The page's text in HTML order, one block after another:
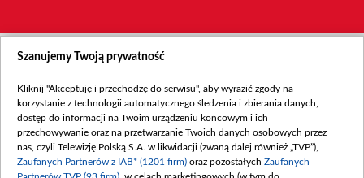
Szanujemy Twoją prywatność
Kliknij "Akceptuję i przechodzę do serwisu", aby wyrazić zgody na
korzystanie z technologii automatycznego śledzenia i zbierania danych,
dostęp do informacji na Twoim urządzeniu końcowym i ich
przechowywanie oraz na przetwarzanie Twoich danych osobowych przez
nas, czyli Telewizję Polską S.A. w likwidacji (zwaną dalej również „TVP”),
Zaufanych Partnerów z IAB* (1201 firm) oraz pozostałych Zaufanych